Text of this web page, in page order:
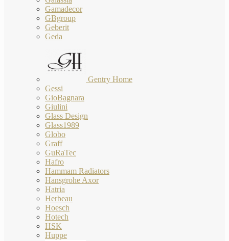
Gamadecor
GBgroup
Geberit
Geda
Gentry Home
Gessi
GioBagnara
Giulini
Glass Design
Glass1989
Globo
Graff
GuRaTec
Hafro
Hammam Radiators
Hansgrohe Axor
Hatria
Herbeau
Hoesch
Hotech
HSK
Huppe